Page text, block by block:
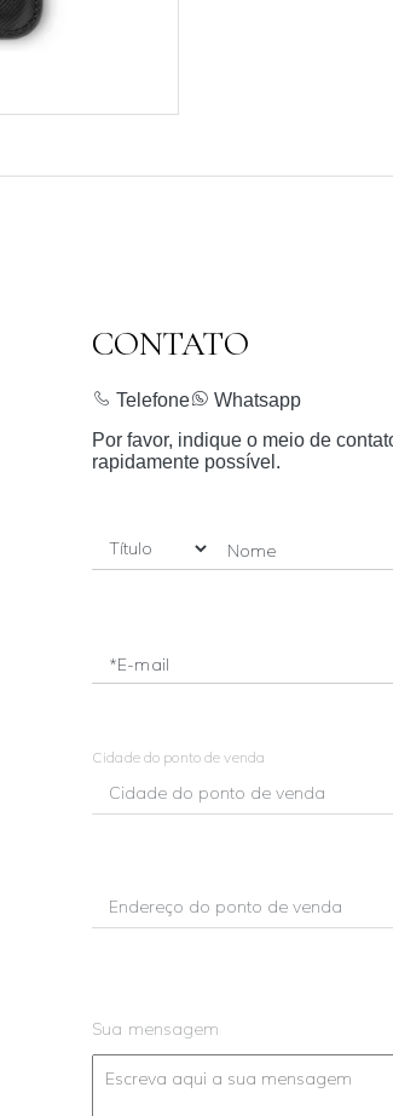
CONTATO
Telefone
Whatsapp
Por favor, indique o meio de
rapidamente possível.
Nome
*E-mail
Cidade do ponto de venda
Sua mensagem